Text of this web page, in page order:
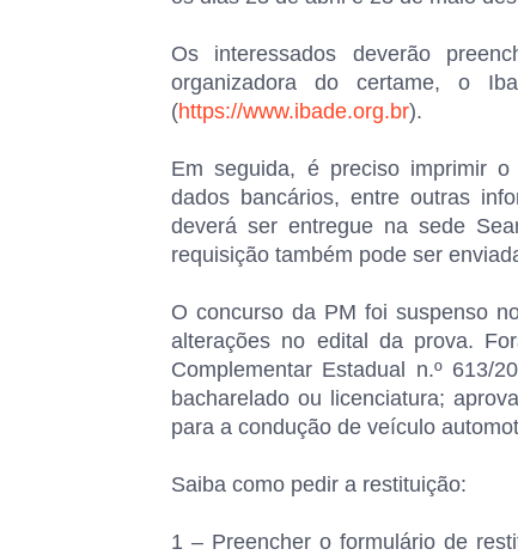
Os interessados deverão
organizadora do certame, o
(https://www.ibade.org.br).
Em seguida, é preciso imprimir
dados bancários, entre outras
deverá ser entregue na sede
requisição também pode ser
O concurso da PM foi suspenso
alterações no edital da prova.
Complementar Estadual n.º 613/
bacharelado ou licenciatura;
para a condução de veículo
Saiba como pedir a restituição:
1 – Preencher o formulário de